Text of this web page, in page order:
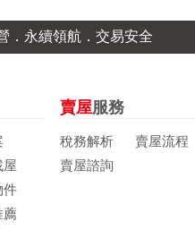
．永續領航．交易安全
屋
件
薦
賣屋服務
稅務解析
賣屋流程
賣屋諮詢